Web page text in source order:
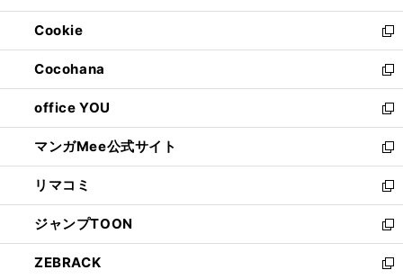
開
く
ウ
で
開
く
ン
ド
ウ
で
開
く
ウ
ィ
ン
ド
ウ
で
開
く
Cookie
新
し
い
ウ
ィ
ン
ド
ウ
で
開
く
Cocohana
新
し
い
ウ
ィ
ン
ド
ウ
で
開
く
office YOU
新
し
い
ウ
ィ
ン
ド
ウ
で
マンガMee公式サイト
新
し
い
ウ
ィ
ン
ド
リマコミ
新
し
い
ウ
ィ
ジャンプTOON
新
し
い
ZEBRACK
新